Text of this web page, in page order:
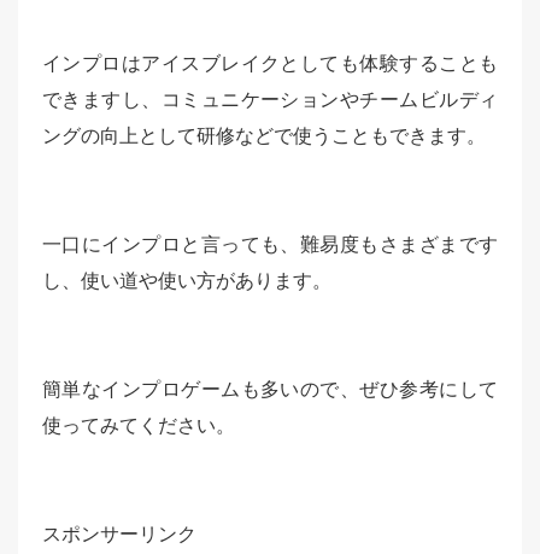
インプロはアイスブレイクとしても体験することも
できますし、コミュニケーションやチームビルディ
ングの向上として研修などで使うこともできます。
一口にインプロと言っても、難易度もさまざまです
し、使い道や使い方があります。
簡単なインプロゲームも多いので、ぜひ参考にして
使ってみてください。
スポンサーリンク